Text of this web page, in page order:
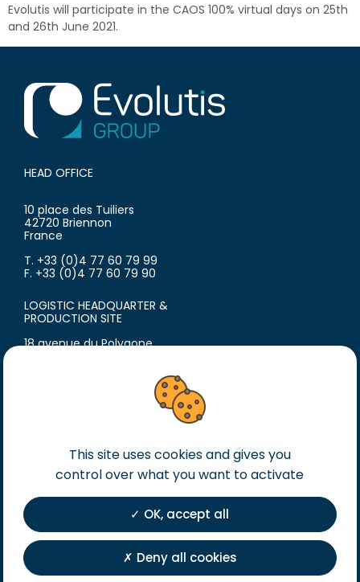
Evolutis will participate in the CAOS 100% virtual days on 25th
and 26th June 2021.
HEAD OFFICE
10 place des Tuiliers
42720 Briennon
France
T. +33 (0)4 77 60 79 99
F. +33 (0)4 77 60 79 90
LOGISTIC HEADQUARTER &
PRODUCTION SITE
18 avenue du Polygone
T. +33 (0)4 77 60 79 99
Legal notice
General terms of sales
General terms of purchase
Private Policy
Registration
This site uses cookies and gives you
control over what you want to activate
OK, accept all
Deny all cookies